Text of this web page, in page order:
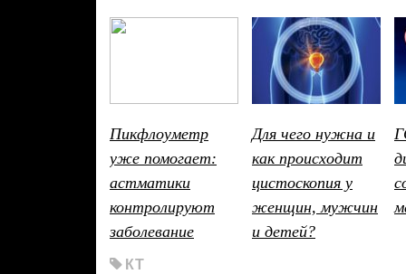
Пикфлоуметр
уже помогает:
астматики
контролируют
заболевание
Для чего нужна и
как происходит
цистоскопия у
женщин, мужчин
и детей?
КТ